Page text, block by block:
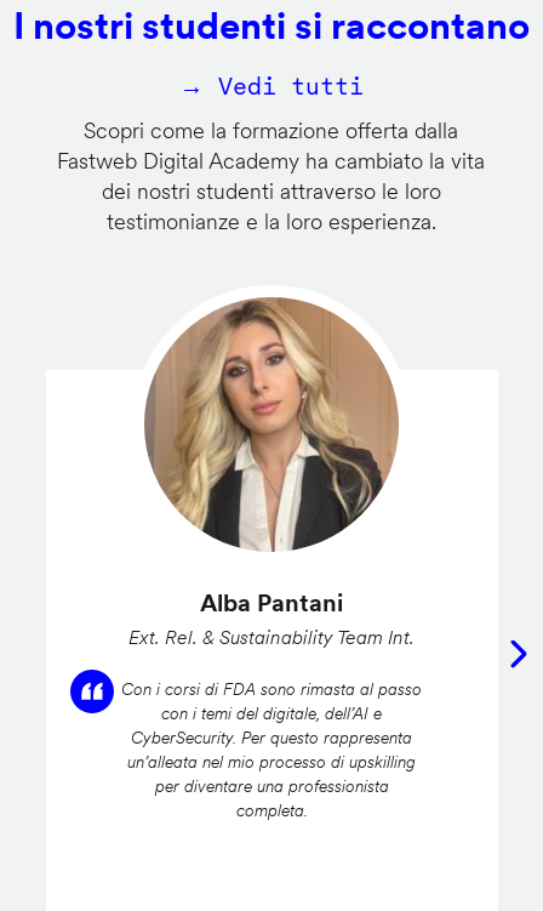
I nostri studenti si raccontano
→ Vedi tutti
Scopri come la formazione offerta dalla
Fastweb Digital Academy ha cambiato la vita
dei nostri studenti attraverso le loro
testimonianze e la loro esperienza.
Alba Pantani
Ext. Rel. & Sustainability Team Int.
Con i corsi di FDA sono rimasta al passo
con i temi del digitale, dell’AI e
CyberSecurity. Per questo rappresenta
un’alleata nel mio processo di upskilling
per diventare una professionista
completa.